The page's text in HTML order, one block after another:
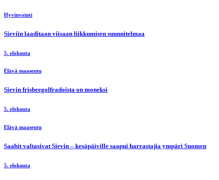
Hyvinvointi
Sieviin laaditaan viisaan liikkumisen suunnitelmaa
5. elokuuta
Elävä maaseutu
Sievin frisbeegolfradoista on moneksi
5. elokuuta
Elävä maaseutu
Saabit valtasivat Sievin – kesäpäiville saapui harrastajia ympäri Suomen
5. elokuuta